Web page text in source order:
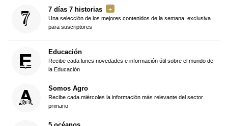
7 días 7 historias
Una selección de los mejores contenidos de la semana, exclusiva
para suscriptores
Educación
Recibe cada lunes novedades e información útil sobre el mundo de
la Educación
Somos Agro
Recibe cada miércoles la información más relevante del sector
primario